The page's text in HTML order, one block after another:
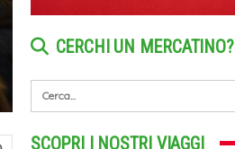
CERCHI UN MERCATINO?
SCOPRI I NOSTRI VIAGGI